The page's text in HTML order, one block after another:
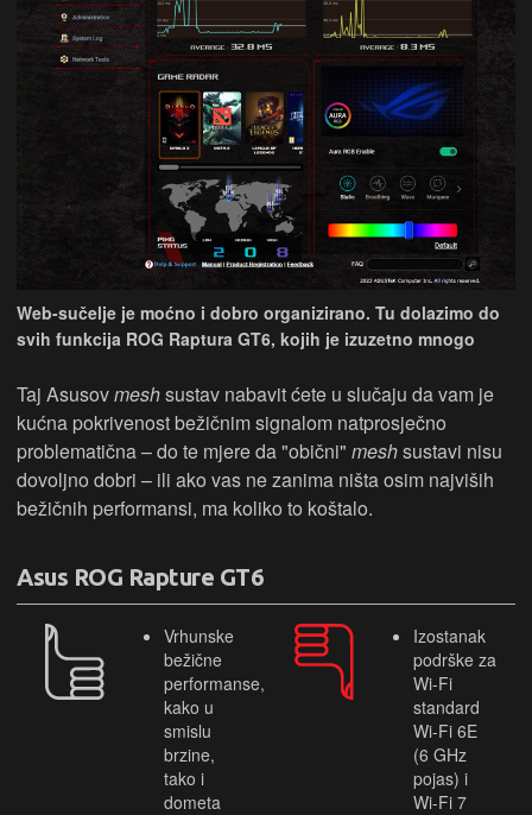
Web-sučelje je moćno i dobro organizirano. Tu dolazimo do
svih funkcija ROG Raptura GT6, kojih je izuzetno mnogo
Taj Asusovmeshsustav nabavit ćete u slučaju da vam je
kućna pokrivenost bežičnim signalom natprosječno
problematična – do te mjere da "obični" meshsustavi nisu
dovoljno dobri – ili ako vas ne zanima ništa osim najviših
bežičnih performansi, ma koliko to koštalo.
Asus ROG Rapture GT6
Vrhunske
bežične
performanse,
kako u
smislu
brzine,
tako i
dometa
Izostanak
podrške za
Wi-Fi
standard
Wi-Fi 6E
(6 GHz
pojas) i
Wi-Fi 7